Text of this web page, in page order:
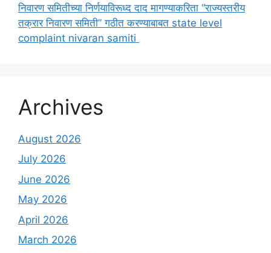
निवारण समितीच्या निर्णयाविरूध्द दाद मागण्याकरिता “राज्यस्तरीय
तक्रार निवारण समिती” गठीत करण्याबाबत state level
complaint nivaran samiti
Archives
August 2026
July 2026
June 2026
May 2026
April 2026
March 2026